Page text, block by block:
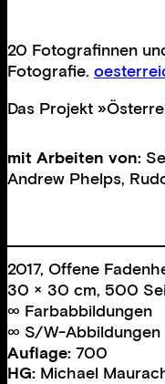
20 Fotografinnen
Fotografie.
Das Projekt
mit Arbeiten von:
Andrew Phelps,
2017, Offene
30 × 30 cm, 500
∞ Farbabbildungen
∞ S/W-Abbildungen
Auflage: 700
HG: Michael